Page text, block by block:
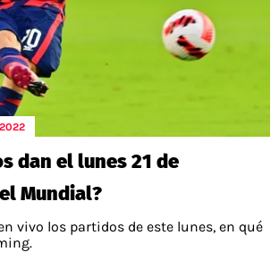
2022
dan el lunes 21 de
Mundial?
vivo los partidos de este lunes, en qué